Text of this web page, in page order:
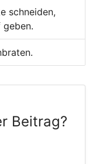
schneiden,
geben.
Beitrag?